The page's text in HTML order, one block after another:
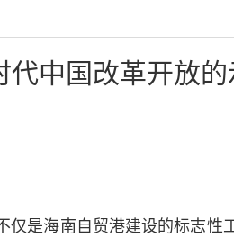
代中国改革开放的
是海南自贸港建设的标志性